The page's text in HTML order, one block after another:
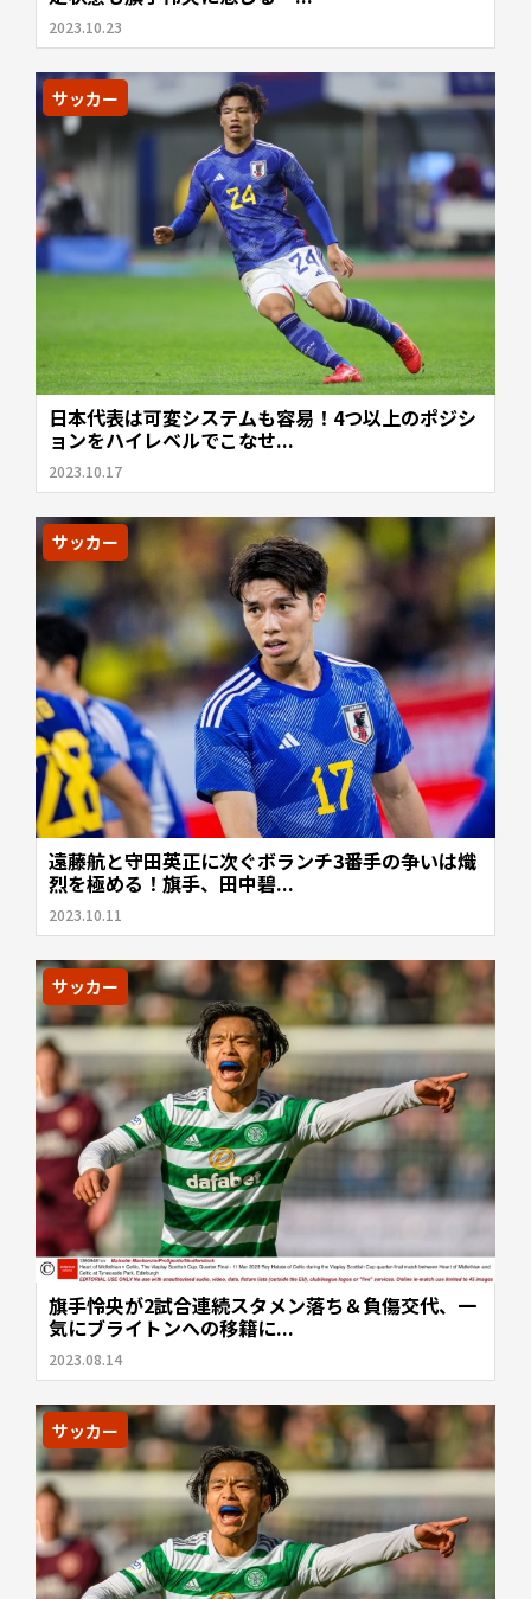
2023.10.23
サッカー
日本代表は可変システムも容易！4つ以上のポジシ
ョンをハイレベルでこなせ...
2023.10.17
サッカー
遠藤航と守田英正に次ぐボランチ3番手の争いは熾
烈を極める！旗手、田中碧...
2023.10.11
サッカー
旗手怜央が2試合連続スタメン落ち＆負傷交代、一
気にブライトンへの移籍に...
2023.08.14
サッカー